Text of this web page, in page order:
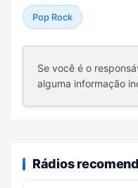
Pop Rock
Se você é o
alguma informação
Rádios